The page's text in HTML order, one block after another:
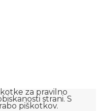
za pravilno
strani. S
piškotkov.